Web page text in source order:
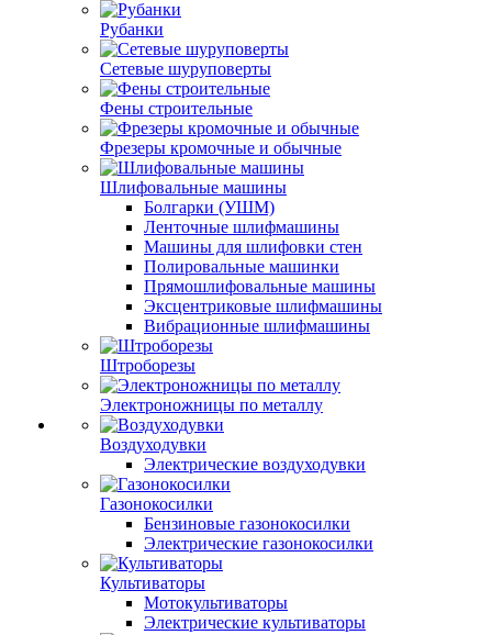
Рубанки
Сетевые шуруповерты
Фены строительные
Фрезеры кромочные и обычные
Шлифовальные машины
Болгарки (УШМ)
Ленточные шлифмашины
Машины для шлифовки стен
Полировальные машинки
Прямошлифовальные машины
Эксцентриковые шлифмашины
Вибрационные шлифмашины
Штроборезы
Электроножницы по металлу
Воздуходувки
Электрические воздуходувки
Газонокосилки
Бензиновые газонокосилки
Электрические газонокосилки
Культиваторы
Мотокультиваторы
Электрические культиваторы